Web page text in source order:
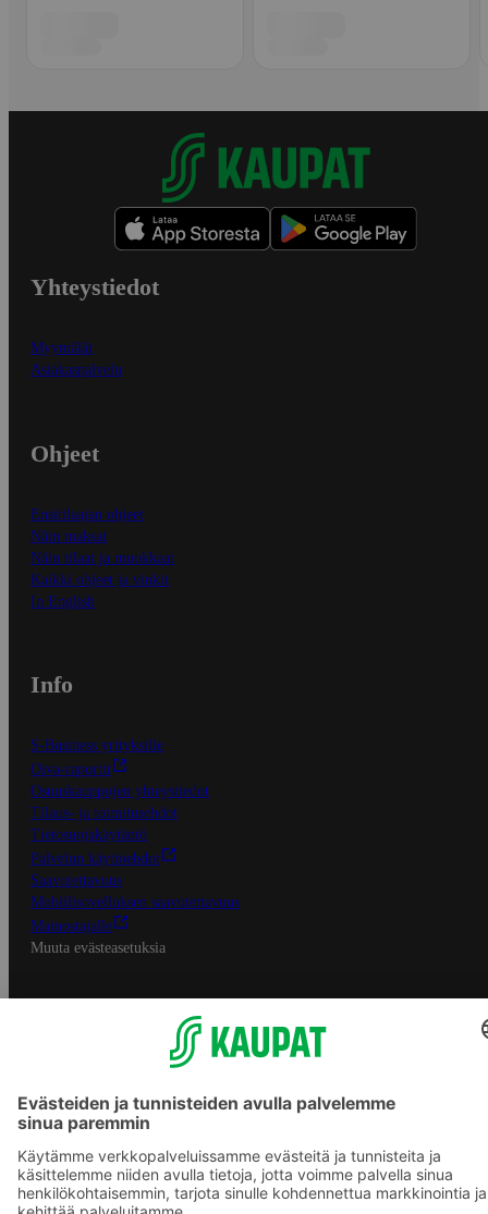
Yhteystiedot
Myymälät
Asiakaspalvelu
Ohjeet
Ensitilaajan ohjeet
Näin maksat
Näin tilaat ja muokkaat
Kaikki ohjeet ja vinkit
In English
Info
S-Business yrityksille
Oiva-raportit
Osuuskauppojen yhteystiedot
Tilaus- ja toimitusehdot
Tietosuojakäytäntö
Palvelun käyttöehdot
Saavutettavuus
Mobiilisovelluksen saavutettavuus
Mainostajalle
Muuta evästeasetuksia
S-ryhmän palvelut
S-ryhmä
Asiakasomistajuus
S-ostoslista -sovellus
Prisma.fi